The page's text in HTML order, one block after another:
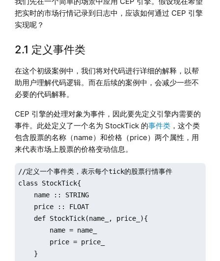
把实时的市场行情记录到日志中，应该如何通过 CEP 引擎
实现呢？
2.1 定义事件类
在这个初级案例中，我们将对代码进行详细的解释，以帮
助用户理解代码逻辑。而在后续的案例中，会减少一些不
必要的代码解释。
CEP 引擎的处理对象为事件，因此要先定义引擎内需要的
事件。此处定义了一个名为 StockTick 的事件类，这个类
包含股票的名称（name）和价格（price）两个属性，用
来代表市场上股票的价格变动信息。
//定义一个事件类，表示每个tick的股票行情事件
class StockTick{
name :: STRING
price :: FLOAT
def StockTick(name_, price_){
name = name_
price = price_
}